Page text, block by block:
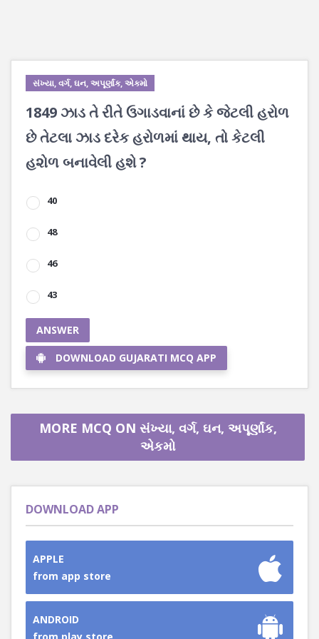
સંખ્યા, વર્ગ, ઘન, અપૂર્ણાંક, એકમો
1849 ઝાડ તે રીતે ઉગાડવાનાં છે કે જેટલી હરોળ
છે તેટલા ઝાડ દરેક હરોળમાં થાય, તો કેટલી
હ૨ોળ બનાવેલી હશે ?
40
48
46
43
ANSWER
DOWNLOAD GUJARATI MCQ APP
MORE MCQ ON સંખ્યા, વર્ગ, ઘન, અપૂર્ણાંક,
એકમો
DOWNLOAD APP
APPLE
from app store
ANDROID
from play store